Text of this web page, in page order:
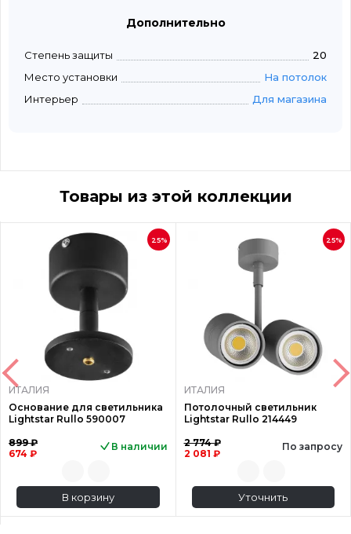
Дополнительно
Степень защиты
20
Место установки
На потолок
Интерьер
Для магазина
Товары из этой коллекции
25%
ИТАЛИЯ
Основание для светильника
Lightstar Rullo 590007
899 ₽
674 ₽
В наличии
В корзину
25%
ИТАЛИЯ
Потолочный светильник
Lightstar Rullo 214449
2 774 ₽
2 081 ₽
По запросу
Уточнить